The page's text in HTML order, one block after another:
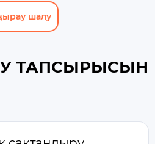
шалу
ТАПСЫРЫСЫН